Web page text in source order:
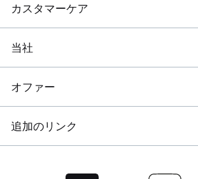
カスタマーケア
当社
オファー
追加のリンク